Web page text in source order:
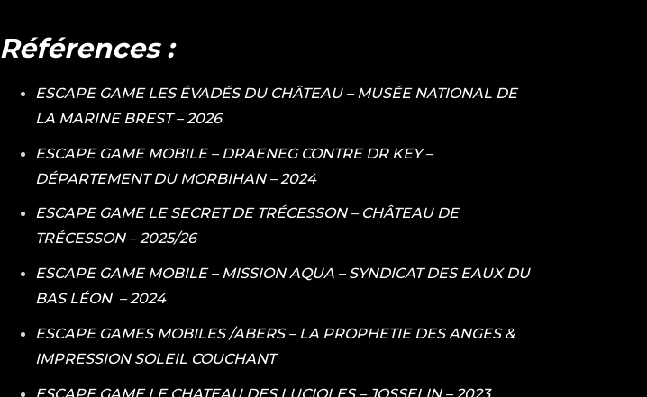
Références :
ESCAPE GAME LES ÉVADÉS DU CHÂTEAU – MUSÉE NATIONAL DE
LA MARINE BREST – 2026
ESCAPE GAME MOBILE – DRAENEG CONTRE DR KEY –
DÉPARTEMENT DU MORBIHAN – 2024
ESCAPE GAME LE SECRET DE TRÉCESSON – CHÂTEAU DE
TRÉCESSON – 2025/26
ESCAPE GAME MOBILE – MISSION AQUA – SYNDICAT DES EAUX DU
BAS LÉON – 2024
ESCAPE GAMES MOBILES /ABERS – LA PROPHETIE DES ANGES &
IMPRESSION SOLEIL COUCHANT
ESCAPE GAME LE CHATEAU DES LUCIOLES – JOSSELIN – 2023